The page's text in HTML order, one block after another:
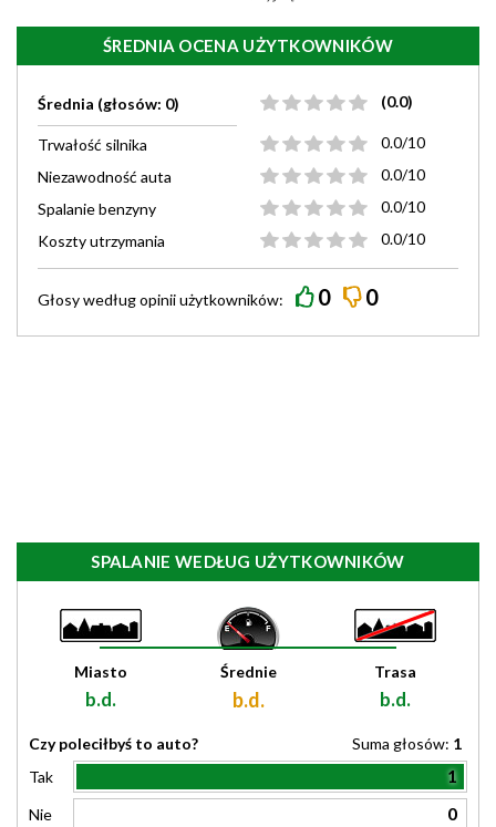
ŚREDNIA OCENA UŻYTKOWNIKÓW
Średnia (głosów: 0) (0.0)
Trwałość silnika
0.0/10
Niezawodność auta
0.0/10
Spalanie benzyny
0.0/10
Koszty utrzymania
0.0/10
Głosy wedługopiniiużytkowników: 0 0
SPALANIE WEDŁUG UŻYTKOWNIKÓW
Miasto
b.d.
Średnie
b.d.
Trasa
b.d.
Czy poleciłbyś to auto? Suma głosów: 1
Tak
1
Nie 0